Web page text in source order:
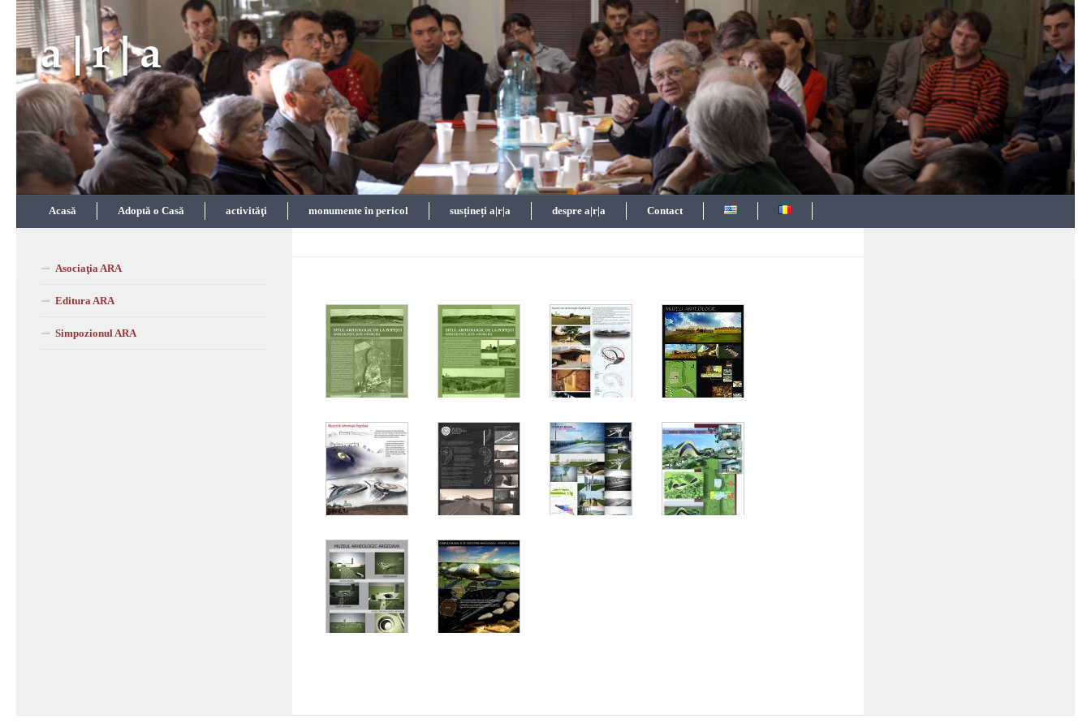
Skip to content
Acasă Adoptă o Casă activităţi monumente în pericol susțineți a|r|a despre a|r|a Contact
01 02 03 04
05 06
Asociaţia ARA
Editura ARA
Simpozionul ARA